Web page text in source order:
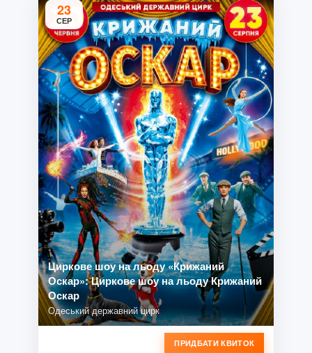
23
СЕР
Циркове шоу на льоду «Крижаний
Оскар»: Циркове шоу на льоду Крижаний
Оскар
Одеський державний цирк
ПРИДБАТИ КВИТОК